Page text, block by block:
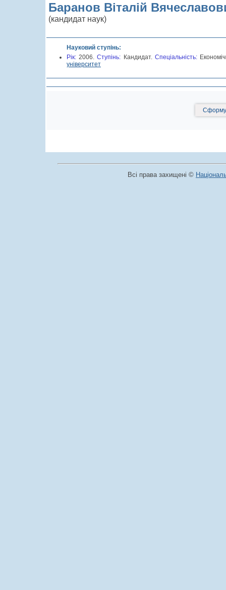
Баранов Віталій
(кандидат наук)
Науковий ступінь:
Рік:2006. Cтупінь: Кандидат. Спеціальність:
університет
Всі права захищені ©